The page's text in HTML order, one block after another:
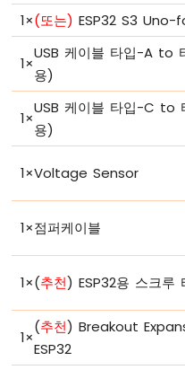
니
터
ESP32
얼
터
원
방
ESP32
1×(또는) ESP32 S3
1×
USB 케이블 타입-A to
용)
1×
USB 케이블 타입-C to
용)
1×Voltage Sensor
1×점퍼케이블
1×(추천) ESP32용 스크루
1×
(추천) Breakout
ESP32